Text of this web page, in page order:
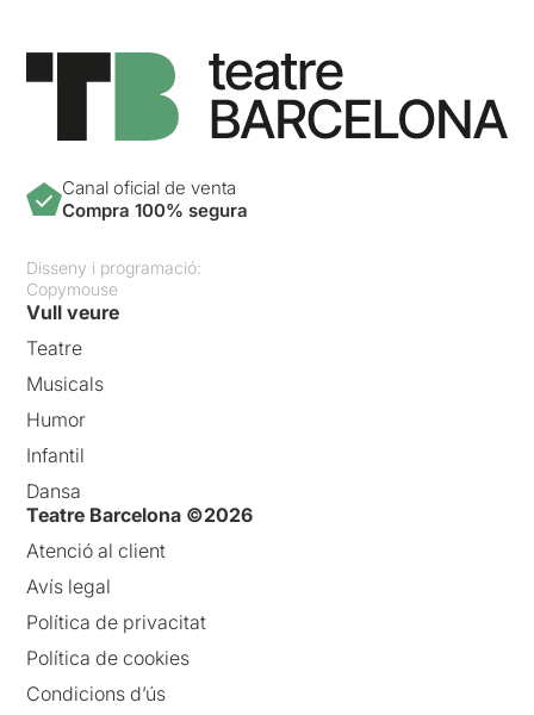
Canal oficial de venta
Compra 100% segura
Disseny i programació:
Copymouse
Vull veure
Teatre
Musicals
Humor
Infantil
Dansa
Teatre Barcelona ©2026
Atenció al client
Avís legal
Política de privacitat
Política de cookies
Condicions d’ús